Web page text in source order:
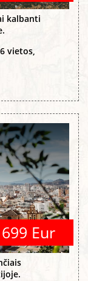
kalbanti
vietos,
699 Eur